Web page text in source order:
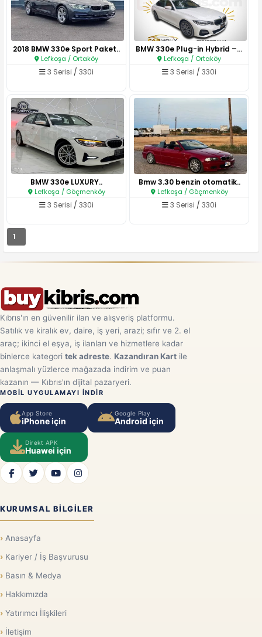
2018 BMW 330e Sport Paket..
Lefkoşa / Ortaköy
3 Serisi / 330i
BMW 330e Plug-in Hybrid – 202..
Lefkoşa / Ortaköy
3 Serisi /330i
BMW 330e LUXURY..
Lefkoşa / Göçmenköy
3 Serisi / 330i
Bmw 3.30 benzin otomatik..
Lefkoşa / Göçmenköy
3 Serisi /330i
1
Kıbrıs'ın en güvenilir ilan ve alışveriş platformu.
Satılık ve kiralık ev, daire, iş yeri, arazi; sıfır ve 2. el
araç; ikinci el eşya, iş ilanları ve hizmetlere kadar
binlerce kategori tek adreste. Kazandıran Kart ile
anlaşmalı yüzlerce mağazada indirim ve puan
kazanın — Kıbrıs'ın dijital pazaryeri.
MOBIL UYGULAMAYI INDIR
App Store
iPhone için
Google Play
Android için
Direkt APK
Huawei için
KURUMSAL BILGILER
Anasayfa
Kariyer / İş Başvurusu
Basın & Medya
Hakkımızda
Yatırımcı İlişkileri
İletişim